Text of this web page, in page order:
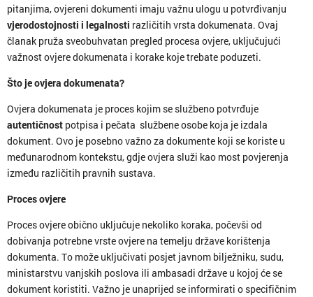
pitanjima, ovjereni dokumenti imaju važnu ulogu u potvrđivanju
vjerodostojnosti i legalnosti različitih vrsta dokumenata. Ovaj
članak pruža sveobuhvatan pregled procesa ovjere, uključujući
važnost ovjere dokumenata i korake koje trebate poduzeti.
Što je ovjera dokumenata?
Ovjera dokumenata je proces kojim se službeno potvrđuje
autentičnost potpisa i pečata službene osobe koja je izdala
dokument. Ovo je posebno važno za dokumente koji se koriste u
međunarodnom kontekstu, gdje ovjera služi kao most povjerenja
između različitih pravnih sustava.
Proces ovjere
Proces ovjere obično uključuje nekoliko koraka, počevši od
dobivanja potrebne vrste ovjere na temelju države korištenja
dokumenta. To može uključivati posjet javnom bilježniku, sudu,
ministarstvu vanjskih poslova ili ambasadi države u kojoj će se
dokument koristiti. Važno je unaprijed se informirati o specifičnim